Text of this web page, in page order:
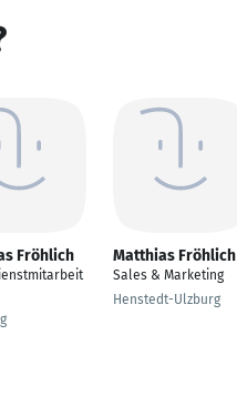
Fröhlich Matthias Fröhlich
Sales & Marketing
Henstedt-Ulzburg